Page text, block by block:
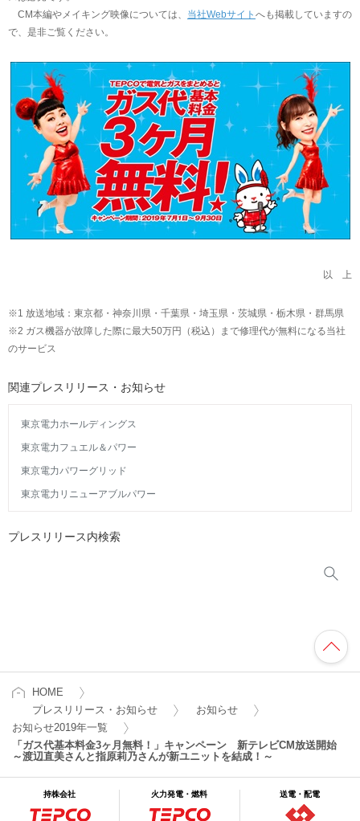
CM本編やメイキング映像については、 当社Webサイト へも掲載していますの
で、是非ご覧ください。
以 上
※1 放送地域：東京都・神奈川県・千葉県・埼玉県・茨城県・栃木県・群馬県
※2 ガス機器が故障した際に最大50万円（税込）まで修理代が無料になる当社
のサービス
関連プレスリリース・お知らせ
東京電力ホールディングス
東京電力フュエル＆パワー
東京電力パワーグリッド
東京電力リニューアブルパワー
プレスリリース内検索
HOME
プレスリリース・お知らせ
お知らせ
お知らせ2019年一覧
「ガス代基本料金3ヶ月無料！」キャンペーン 新テレビCM放送開始
～渡辺直美さんと指原莉乃さんが新ユニットを結成！～
持株会社 火力発電・燃料 送電・配電